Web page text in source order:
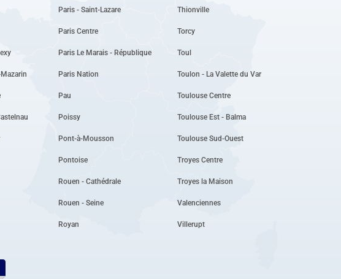
Paris - Saint-Lazare
Paris Centre
Paris Le Marais - République
Paris Nation
Pau
Poissy
Pont-à-Mousson
Pontoise
Rouen - Cathédrale
Rouen - Seine
Royan
Thionville
Torcy
Toul
Toulon - La Valette du Var
Toulouse Centre
Toulouse Est - Balma
Toulouse Sud-Ouest
Troyes Centre
Troyes la Maison
Valenciennes
Villerupt